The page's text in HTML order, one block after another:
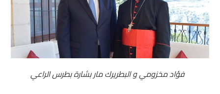
فؤاد مخزومي و البطريرك مار بشارة بطرس الراعي